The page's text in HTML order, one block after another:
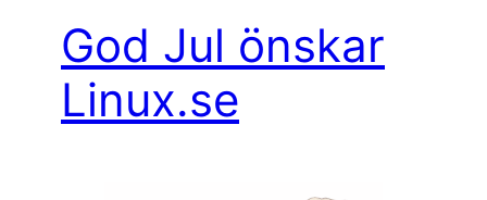
God Jul önskar
Linux.se